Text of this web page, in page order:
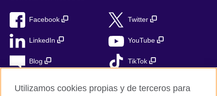
Facebook Twitter
LinkedIn YouTube
Blog TikTok
Utilizamos cookies propias y de terceros para